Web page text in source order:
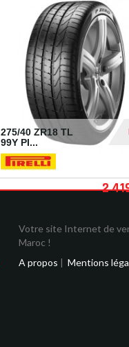
275/40 ZR18 TL
99Y PI...
2
Votre site Internet de
Maroc !
A propos | Mentions